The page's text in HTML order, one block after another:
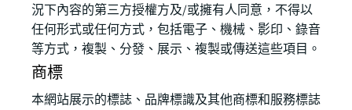
況下內容的第三方授權方及/或擁有人同意，不得以
任何形式或任何方式，包括電子、機械、影印、錄音
等方式，複製、分發、展示、複製或傳送這些項目。
商標
本網站展示的標誌、品牌標識及其他商標和服務標誌